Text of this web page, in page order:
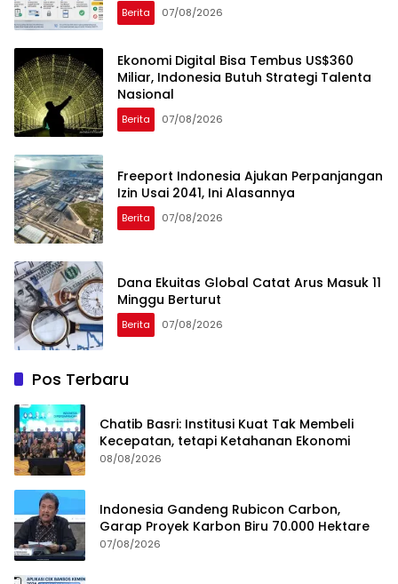
Berita 07/08/2026
Ekonomi Digital Bisa Tembus US$360
Miliar, Indonesia Butuh Strategi Talenta
Nasional
Berita 07/08/2026
Freeport Indonesia Ajukan Perpanjangan
Izin Usai 2041, Ini Alasannya
Berita 07/08/2026
Dana Ekuitas Global Catat Arus Masuk 11
Minggu Berturut
Berita 07/08/2026
Pos Terbaru
Chatib Basri: Institusi Kuat Tak Membeli
Kecepatan, tetapi Ketahanan Ekonomi
08/08/2026
Indonesia Gandeng Rubicon Carbon,
Garap Proyek Karbon Biru 70.000 Hektare
07/08/2026